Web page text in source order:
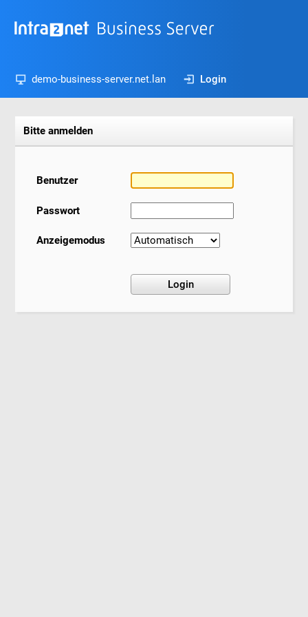
demo-business-server.net.lan Login
Bitte anmelden
Benutzer
Passwort
Anzeigemodus